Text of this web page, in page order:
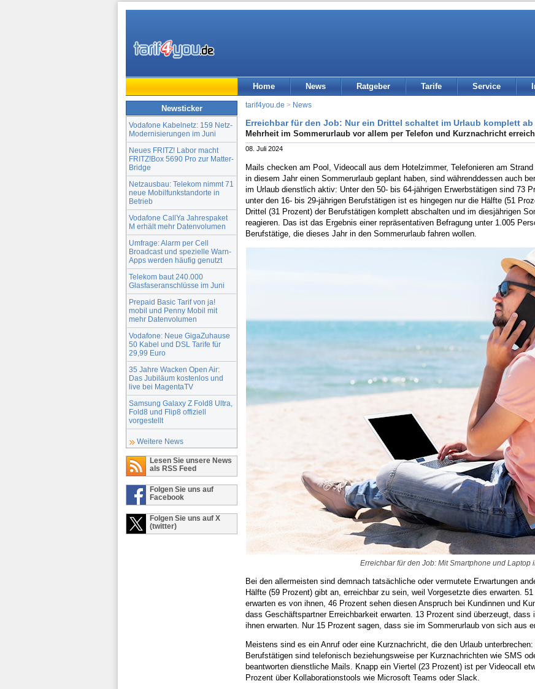
Home News Ratgeber Tarife Service
Newsticker
Vodafone Kabelnetz: 159 Netz-
Modernisierungen im Juni
Neues FRITZ! Labor macht
FRITZ!Box 5690 Pro zur Matter-
Bridge
Netzausbau: Telekom nimmt 71
neue Mobilfunkstandorte in
Betrieb
Vodafone CallYa Jahrespaket
M erhält mehr Datenvolumen
Umfrage: Alarm per Cell
Broadcast und spezielle Warn-
Apps werden häufig genutzt
Telekom baut 240.000
Glasfaseranschlüsse im Juni
Prepaid Basic Tarif von ja!
mobil und Penny Mobil mit
mehr Datenvolumen
Vodafone: Neue GigaZuhause
50 Kabel und DSL Tarife für
29,99 Euro
35 Jahre Wacken Open Air:
Das Jubiläum kostenlos und
live bei MagentaTV
Samsung Galaxy Z Fold8 Ultra,
Fold8 und Flip8 offiziell
vorgestellt
Weitere News
Lesen Sie unsere News
als RSS Feed
Folgen Sie uns auf
Facebook
Folgen Sie uns auf X
(twitter)
tarif4you.de > News
Erreichbar für den Job: Nur ein Drittel schaltet im Urlaub komplett ab
Mehrheit im Sommerurlaub vor allem per Telefon und Kurznachricht
08. Juli 2024
Mails checken am Pool, Videocall aus dem Hotelzimmer, Telefonieren am
in diesem Jahr einen Sommerurlaub geplant haben, sind währenddessen auch
im Urlaub dienstlich aktiv: Unter den 50- bis 64-jährigen Erwerbstätigen sind 73
unter den 16- bis 29-jährigen Berufstätigen ist es hingegen nur die Hälfte (51
Drittel (31 Prozent) der Berufstätigen komplett abschalten und im diesjährigen
reagieren. Das ist das Ergebnis einer repräsentativen Befragung unter 1.005
Berufstätige, die dieses Jahr in den Sommerurlaub fahren wollen.
Erreichbar für den Job: Mit Smartphone und Laptop
Bei den allermeisten sind demnach tatsächliche oder vermutete Erwartungen
Hälfte (59 Prozent) gibt an, erreichbar zu sein, weil Vorgesetzte dies erwarten.
erwarten es von ihnen, 46 Prozent sehen diesen Anspruch bei Kundinnen und
dass Geschäftspartner Erreichbarkeit erwarten. 13 Prozent sind überzeugt,
ihnen erwarten. Nur 15 Prozent sagen, dass sie im Sommerurlaub von sich aus
Meistens sind es ein Anruf oder eine Kurznachricht, die den Urlaub
Berufstätigen sind telefonisch beziehungsweise per Kurznachrichten wie SMS
beantworten dienstliche Mails. Knapp ein Viertel (23 Prozent) ist per Videocall
Prozent über Kollaborationstools wie Microsoft Teams oder Slack.